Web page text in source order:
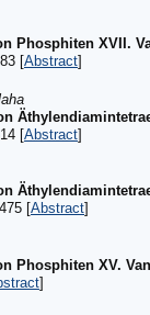
Phosphiten XVII.
[Abstract]
[Abstract]
[Abstract]
Phosphiten XV.
]